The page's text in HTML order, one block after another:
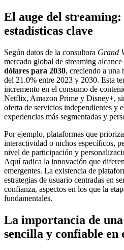
El auge del streaming:
estadísticas clave
Según datos de la consultora Grand
mercado global de streaming alcance
dólares para 2030, creciendo a una
del 21.0% entre 2023 y 2030. Esta
incremento en el consumo de
Netflix, Amazon Prime y Disney+,
oferta de servicios independientes y
experiencias más segmentadas y
Por ejemplo, plataformas que
interactividad o nichos específicos,
nivel de participación y
Aquí radica la innovación que
emergentes. La existencia de
estrategias de usuario centradas en
confianza, aspectos en los que la
fundamentales.
La importancia de
sencilla y confiable en